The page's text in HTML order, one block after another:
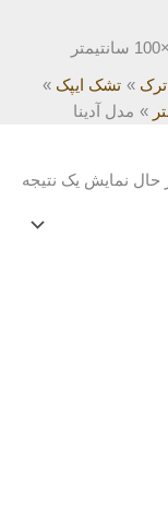
تشک ایپک
مدل آدینا
حال نمایش یک نتیجه